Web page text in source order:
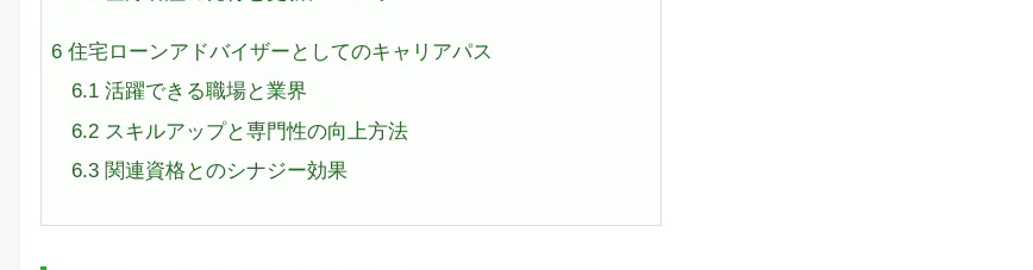
6住宅ローンアドバイザーとしてのキャリアパス
6.1活躍できる職場と業界
6.2スキルアップと専門性の向上方法
6.3関連資格とのシナジー効果